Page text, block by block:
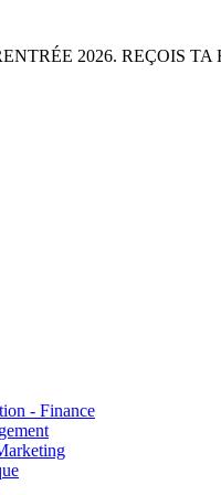
2026. REÇOIS TA
- Finance